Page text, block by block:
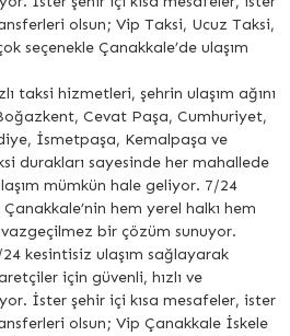
olsun; Vip Taksi, Ucuz Taksi,
seçenekle Çanakkale’de ulaşım
taksi hizmetleri, şehrin ulaşım ağını
Cevat Paşa, Cumhuriyet,
İsmetpaşa, Kemalpaşa ve
durakları sayesinde her mahallede
mümkün hale geliyor. 7/24
hem yerel halkı hem
bir çözüm sunuyor.
kesintisiz ulaşım sağlayarak
için güvenli, hızlı ve
İster şehir içi kısa mesafeler, ister
olsun; Vip Çanakkale İskele